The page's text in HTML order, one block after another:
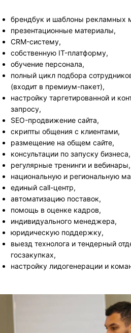
брендбук и шаблоны рекламных
презентационные материалы,
CRM-систему,
собственную IT-платформу,
обучение персонала,
полный цикл подбора
(входит в премиум-пакет),
настройку таргетированной и
запросу,
SEO-продвижение сайта,
скрипты общения с клиентами,
размещение на общем сайте,
консультации по запуску бизнеса,
регулярные тренинги и вебинары,
национальную и региональную
единый call-центр,
автоматизацию поставок,
помощь в оценке кадров,
индивидуального менеджера,
юридическую поддержку,
выезд технолога и тендерный
госзакупках,
настройку лидогенерации и